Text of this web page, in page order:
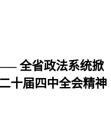
全省政法系统掀
十届四中全会精神